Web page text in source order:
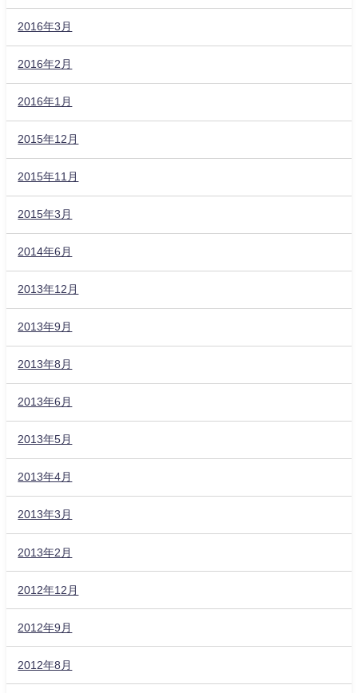
2016年3月
2016年2月
2016年1月
2015年12月
2015年11月
2015年3月
2014年6月
2013年12月
2013年9月
2013年8月
2013年6月
2013年5月
2013年4月
2013年3月
2013年2月
2012年12月
2012年9月
2012年8月